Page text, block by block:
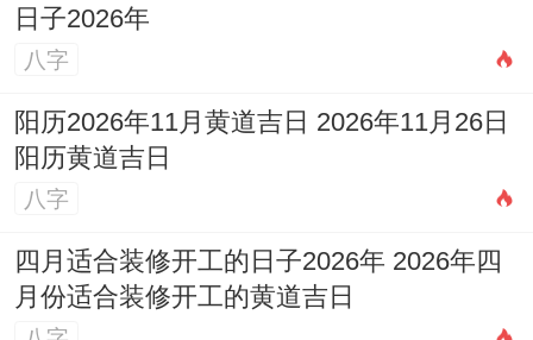
日子2026年
八字
阳历2026年11月黄道吉日 2026年11月26日
阳历黄道吉日
八字
四月适合装修开工的日子2026年 2026年四
月份适合装修开工的黄道吉日